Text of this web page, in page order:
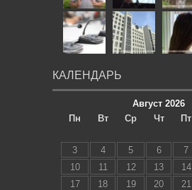
КАЛЕНДАРЬ
Август 2026
Пн
Вт Ср Чт Пт
3
4 5 6 7
10
11 12 13 14
17
18 19 20 21